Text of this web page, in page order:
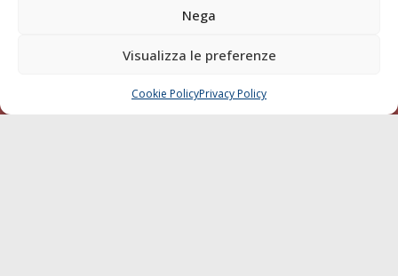
Nega
Visualizza le preferenze
Cookie PolicyPrivacy Policy
Diporto
Chi siamo
CHIAMA SCRIVI